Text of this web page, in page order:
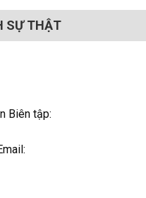
SỰ THẬT
Biên tập: